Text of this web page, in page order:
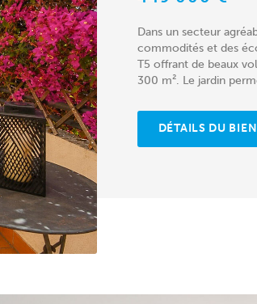
Dans un secteur
commodités et des
T5 offrant de beaux
300 m². Le jardin
DÉTAILS DU BIEN